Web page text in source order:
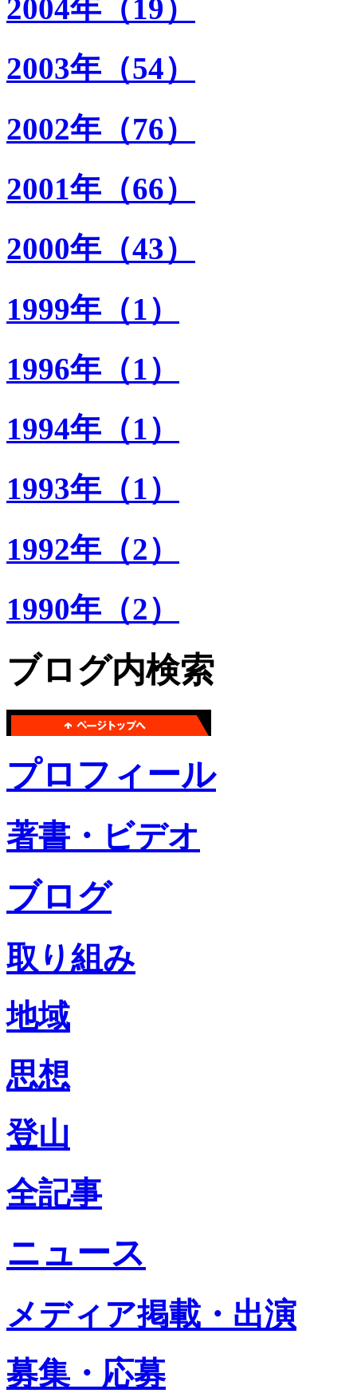
2004年（19）
2003年（54）
2002年（76）
2001年（66）
2000年（43）
1999年（1）
1996年（1）
1994年（1）
1993年（1）
1992年（2）
1990年（2）
ブログ内検索
プロフィール
著書・ビデオ
ブログ
取り組み
地域
思想
登山
全記事
ニュース
メディア掲載・出演
募集・応募